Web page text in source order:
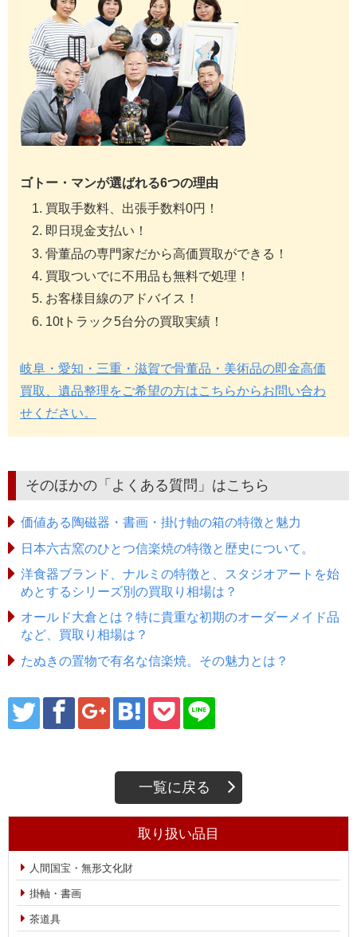
ゴトー・マンが選ばれる6つの理由
買取手数料、出張手数料0円！
即日現金支払い！
骨董品の専門家だから高価買取ができる！
買取ついでに不用品も無料で処理！
お客様目線のアドバイス！
10tトラック5台分の買取実績！
岐阜・愛知・三重・滋賀で骨董品・美術品の即金高価
買取、遺品整理をご希望の方はこちらからお問い合わ
せください。
そのほかの「よくある質問」はこちら
価値ある陶磁器・書画・掛け軸の箱の特徴と魅力
日本六古窯のひとつ信楽焼の特徴と歴史について。
洋食器ブランド、ナルミの特徴と、スタジオアートを始
めとするシリーズ別の買取り相場は？
オールド大倉とは？特に貴重な初期のオーダーメイド品
など、買取り相場は？
たぬきの置物で有名な信楽焼。その魅力とは？
一覧に戻る
取り扱い品目
人間国宝・無形文化財
掛軸・書画
茶道具